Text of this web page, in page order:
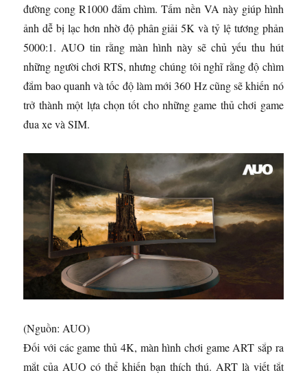
đường cong R1000 đắm chìm. Tấm nền VA này giúp hình
ảnh dễ bị lạc hơn nhờ độ phân giải 5K và tỷ lệ tương phản
5000:1. AUO tin rằng màn hình này sẽ chủ yếu thu hút
những người chơi RTS, nhưng chúng tôi nghĩ rằng độ chìm
đắm bao quanh và tốc độ làm mới 360 Hz cũng sẽ khiến nó
trở thành một lựa chọn tốt cho những game thủ chơi game
đua xe và SIM.
(Nguồn: AUO)
Đối với các game thủ 4K, màn hình chơi game ART sắp ra
mắt của AUO có thể khiến bạn thích thú. ART là viết tắt